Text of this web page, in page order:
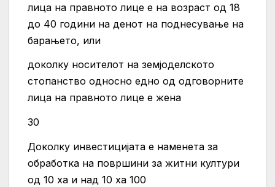
лица на правното лице е на возраст од 18
до 40 години на денот на поднесување на
барањето, или
доколку носителот на земјоделското
стопанство односно едно од одговорните
лица на правното лице е жена
30
Доколку инвестицијата е наменета за
обработка на површини за житни култури
од 10 ха и над 10 ха 100